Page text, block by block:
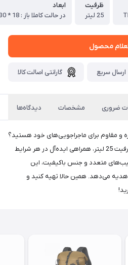
ظرفيت
25 ليتر
ابعاد
در حالت كاملا باز :‌ 18 * 30 * 48 سانتي متر
محصول
ارسال سریع گارانتی اصالت کالا
ضروری مشخصات دیدگاه‌ها
و مقاوم برای ماجراجویی‌های خود هستید؟
کوله‌پشتی ضد آب نیچرهایک با ظرفیت 25 لیتر، همراهی ایده‌آل در هر شرایط
متعدد و جنس باکیفیت، این
هدیه می‌دهد. همین حالا تهیه کنید و